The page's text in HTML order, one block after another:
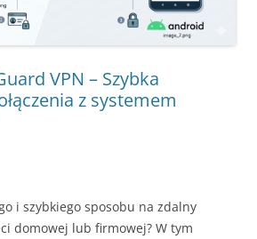
VPN – Szybka
z systemem
i szybkiego sposobu na zdalny
domowej lub firmowej? W tym